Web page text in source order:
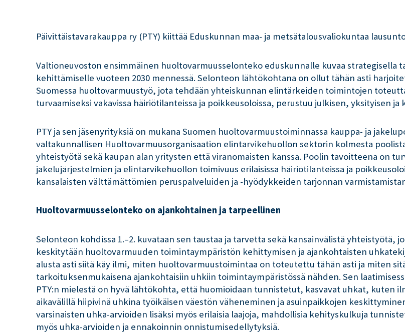
Päivittäistavarakauppa ry (PTY) kiittää Eduskunnan maa- ja metsätalousvaliokuntaa
Valtioneuvoston ensimmäinen huoltovarmuusselonteko eduskunnalle kuvaa strategisella
kehittämiselle vuoteen 2030 mennessä. Selonteon lähtökohtana on ollut tähän asti
Suomessa huoltovarmuustyö, jota tehdään yhteiskunnan elintärkeiden toimintojen
turvaamiseksi vakavissa häiriötilanteissa ja poikkeusoloissa, perustuu julkisen, yksityisen
PTY ja sen jäsenyrityksiä on mukana Suomen huoltovarmuustoiminnassa kauppa- ja
valtakunnallisen Huoltovarmuusorganisaation elintarvikehuollon sektorin kolmesta
yhteistyötä sekä kaupan alan yritysten että viranomaisten kanssa. Poolin tavoitteena on
jakelujärjestelmien ja elintarvikehuollon toimivuus erilaisissa häiriötilanteissa ja
kansalaisten välttämättömien peruspalveluiden ja -hyödykkeiden tarjonnan
Huoltovarmuusselonteko on ajankohtainen ja tarpeellinen
Selonteon kohdissa 1.–2. kuvataan sen taustaa ja tarvetta sekä kansainvälistä
keskitytään huoltovarmuuden toimintaympäristön kehittymisen ja ajankohtaisten
alusta asti siitä käy ilmi, miten huoltovarmuustoimintaa on toteutettu tähän asti ja miten
tarkoituksenmukaisena ajankohtaisiin uhkiin toimintaympäristössä nähden. Sen
PTY:n mielestä on hyvä lähtökohta, että huomioidaan tunnistetut, kasvavat uhkat, kuten
aikavälillä hiipivinä uhkina työikäisen väestön väheneminen ja asuinpaikkojen
varsinaisten uhka-arvioiden lisäksi myös erilaisia laajoja, mahdollisia kehityskulkuja
myös uhka-arvioiden ja ennakoinnin onnistumisedellytyksiä.